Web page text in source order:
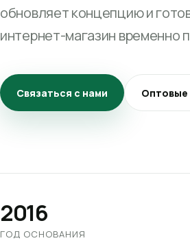
обновляет концепцию и
интернет-магазин временно
Связаться с нами Оптовые
2016
ГОД ОСНОВАНИЯ